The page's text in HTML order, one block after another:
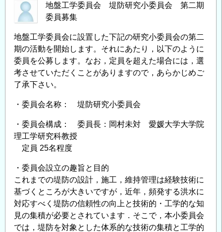
員
会
面
工
学
研
究
小
員
会
委
員
公
募
の
地盤工学委員会 堤防研究小委員会 第二期
委員募集
地盤工学委員会に設置した下記の研究小委員会の第二
期の活動を開始します。それにあたり，以下のように
委員を公募します。なお，定員を超えた場合には，選
考させていただくことがありますので，あらかじめご
了承下さい。
・委員会名称： 堤防研究小委員会
・委員会構成： 委員長：岡村未対 愛媛大学大学院
理工学研究科教授
定員 25名程度
・委員会設立の趣旨と目的
これまでの堤防の設計，施工，維持管理は経験技術に
基づくところが大きいですが，近年，頻発する洪水に
対応すべく堤防の信頼性の向上と技術的・工学的な知
見の集積が必要とされています．そこで，本小委員会
では，堤防を対象とした体系的な技術の集積と工学的